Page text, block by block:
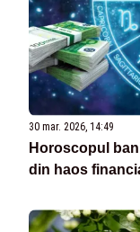
30 mar. 2026, 14:49
Horoscopul
din haos